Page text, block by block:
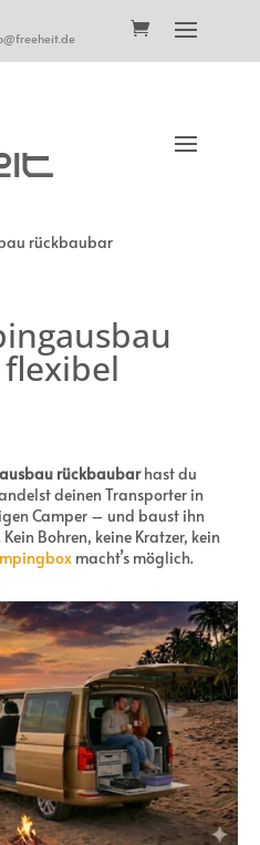
rückbaubar
rückbaubarhast du
deinen Transporter in
Camper – und baust ihn
Bohren, keine Kratzer, kein
macht’s möglich.